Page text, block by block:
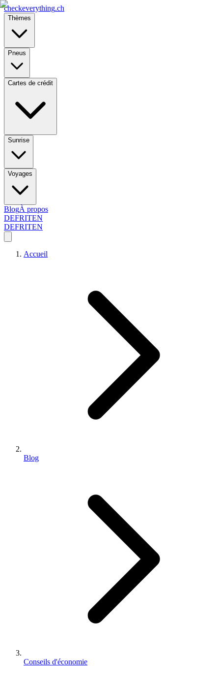
checkeverything.ch
Thèmes
Pneus
Cartes de crédit
Sunrise
Voyages
BlogÀ propos
DEFRITEN
DEFRITEN
Accueil
Blog
Conseils d'économie